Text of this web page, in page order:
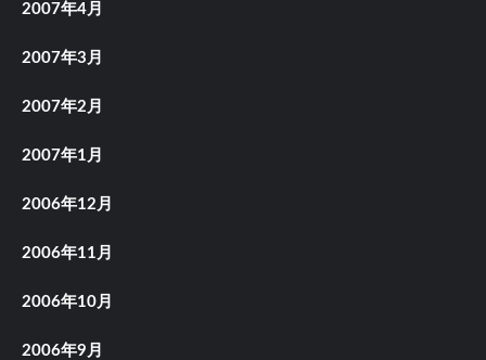
2007年4月
2007年3月
2007年2月
2007年1月
2006年12月
2006年11月
2006年10月
2006年9月